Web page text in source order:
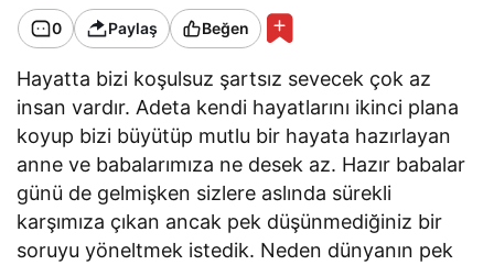
0 Paylaş Beğen
Hayatta bizi koşulsuz şartsız sevecek çok az
insan vardır. Adeta kendi hayatlarını ikinci plana
koyup bizi büyütüp mutlu bir hayata hazırlayan
anne ve babalarımıza ne desek az. Hazır babalar
günü de gelmişken sizlere aslında sürekli
karşımıza çıkan ancak pek düşünmediğiniz bir
soruyu yöneltmek istedik. Neden dünyanın pek